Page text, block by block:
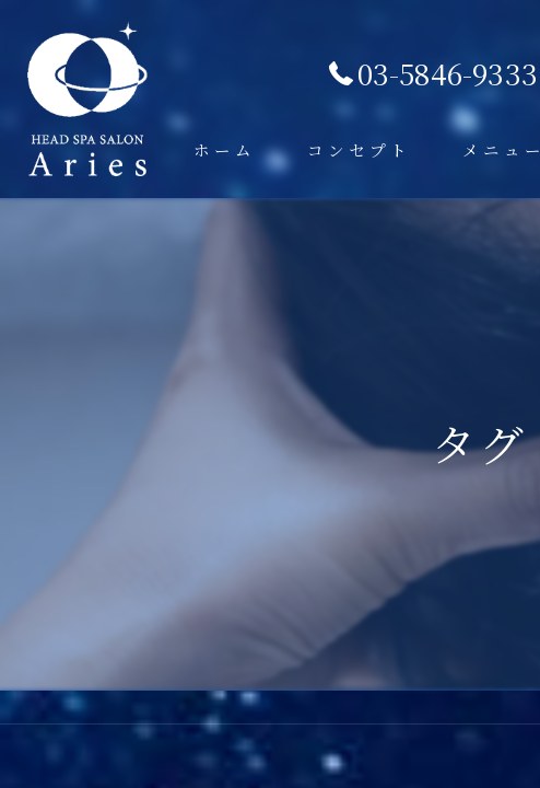
03-5846-9333
ホーム コンセプト メニュー
タ